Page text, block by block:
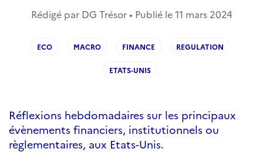
Rédigé par DG Trésor • Publié le11 mars 2024
ECO MACRO FINANCE REGULATION
ETATS-UNIS
Réflexions hebdomadaires sur les principaux
évènements financiers, institutionnels ou
règlementaires, aux Etats-Unis.